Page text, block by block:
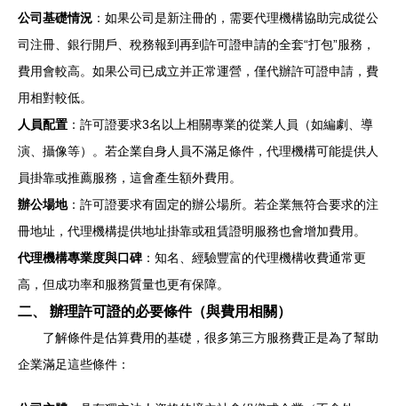
公司基礎情況 ：如果公司是新注冊的，需要代理機構協助完成從公
司注冊、銀行開戶、稅務報到再到許可證申請的全套“打包”服務，
費用會較高。如果公司已成立并正常運營，僅代辦許可證申請，費
用相對較低。
人員配置 ：許可證要求3名以上相關專業的從業人員（如編劇、導
演、攝像等）。若企業自身人員不滿足條件，代理機構可能提供人
員掛靠或推薦服務，這會產生額外費用。
辦公場地：許可證要求有固定的辦公場所。若企業無符合要求的注
冊地址，代理機構提供地址掛靠或租賃證明服務也會增加費用。
代理機構專業度與口碑 ：知名、經驗豐富的代理機構收費通常更
高，但成功率和服務質量也更有保障。
二、 辦理許可證的必要條件（與費用相關）
了解條件是估算費用的基礎，很多第三方服務費正是為了幫助
企業滿足這些條件：